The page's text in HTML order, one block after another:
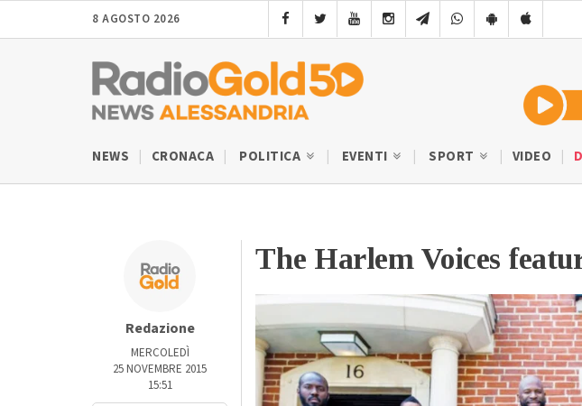
8 AGOSTO 2026
NEWS CRONACA POLITICA EVENTI SPORT VIDEO
Redazione
MERCOLEDÌ
25 NOVEMBRE 2015
15:51
The Harlem Voices